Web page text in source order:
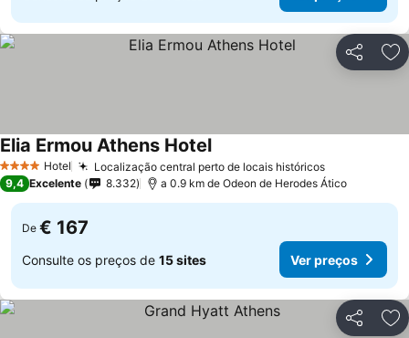
Partilhar
4 EstrelasHotel Localização central perto de locais históricos
Elia Ermou Athens Hotel
9,4 Excelente 8.332 a 0.9 km de Odeon de Herodes Ático
De € 167
Consulte os preços de 15 sites Ver preços
Partilhar